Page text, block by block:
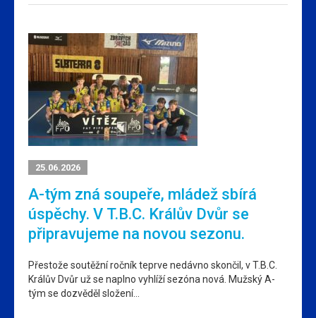
25.06.2026
A-tým zná soupeře, mládež sbírá
úspěchy. V T.B.C. Králův Dvůr se
připravujeme na novou sezonu.
Přestože soutěžní ročník teprve nedávno skončil, v T.B.C.
Králův Dvůr už se naplno vyhlíží sezóna nová. Mužský A-
tým se dozvěděl složení…